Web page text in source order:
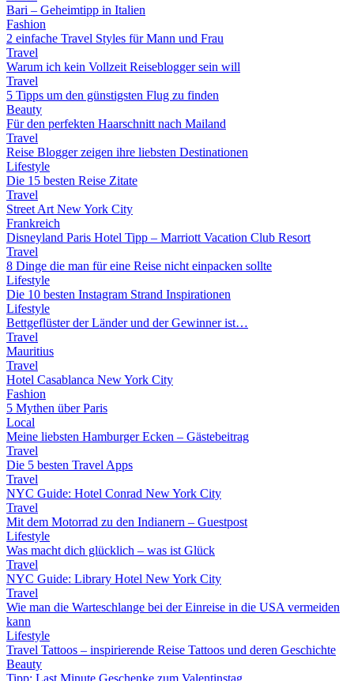
Bari – Geheimtipp in Italien
Fashion
2 einfache Travel Styles für Mann und Frau
Travel
Warum ich kein Vollzeit Reiseblogger sein will
Travel
5 Tipps um den günstigsten Flug zu finden
Beauty
Für den perfekten Haarschnitt nach Mailand
Travel
Reise Blogger zeigen ihre liebsten Destinationen
Lifestyle
Die 15 besten Reise Zitate
Travel
Street Art New York City
Frankreich
Disneyland Paris Hotel Tipp – Marriott Vacation Club Resort
Travel
8 Dinge die man für eine Reise nicht einpacken sollte
Lifestyle
Die 10 besten Instagram Strand Inspirationen
Lifestyle
Bettgeflüster der Länder und der Gewinner ist…
Travel
Mauritius
Travel
Hotel Casablanca New York City
Fashion
5 Mythen über Paris
Local
Meine liebsten Hamburger Ecken – Gästebeitrag
Travel
Die 5 besten Travel Apps
Travel
NYC Guide: Hotel Conrad New York City
Travel
Mit dem Motorrad zu den Indianern – Guestpost
Lifestyle
Was macht dich glücklich – was ist Glück
Travel
NYC Guide: Library Hotel New York City
Travel
Wie man die Warteschlange bei der Einreise in die USA vermeiden
kann
Lifestyle
Travel Tattoos – inspirierende Reise Tattoos und deren Geschichte
Beauty
Tipp: Last Minute Geschenke zum Valentinstag